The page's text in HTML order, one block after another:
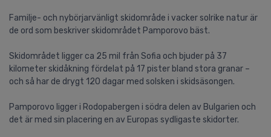
Familje- och nybörjarvänligt skidområde i vacker solrike natur är
de ord som beskriver skidområdet Pamporovo bäst.
Skidområdet ligger ca 25 mil från Sofia och bjuder på 37
kilometer skidåkning fördelat på 17 pister bland stora granar –
och så har de drygt 120 dagar med solsken i skidsäsongen.
Pamporovo ligger i Rodopabergen i södra delen av Bulgarien och
det är med sin placering en av Europas sydligaste skidorter.